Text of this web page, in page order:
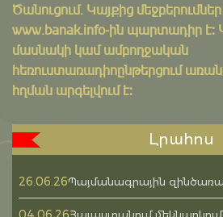
Ծանուցում․ Կայքից
www.banak.info-ին պարտադիր է:
մասնակի կամ ամբողջական
հեռուստառադիոընթերցում
հղման արգելվում է:
Լրահոս
26.06.26Պայմանագրային